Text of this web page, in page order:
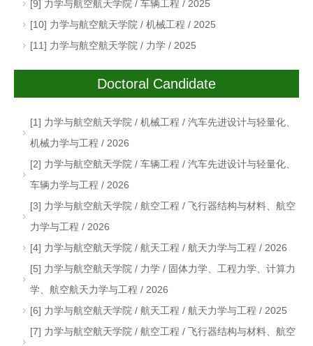
[9] 力学与航空航天学院 / 车辆工程 / 2025
[10] 力学与航空航天学院 / 机械工程 / 2025
[11] 力学与航空航天学院 / 力学 / 2025
Doctoral Candidate
[1] 力学与航空航天学院 / 机械工程 / 汽车先进设计与轻量化、
机械力学与工程 / 2026
[2] 力学与航空航天学院 / 车辆工程 / 汽车先进设计与轻量化、
车辆力学与工程 / 2026
[3] 力学与航空航天学院 / 航空工程 / 飞行器结构与材料、航空
力学与工程 / 2026
[4] 力学与航空航天学院 / 航天工程 / 航天力学与工程 / 2026
[5] 力学与航空航天学院 / 力学 / 固体力学、工程力学、计算力
学、航空航天力学与工程 / 2026
[6] 力学与航空航天学院 / 航天工程 / 航天力学与工程 / 2025
[7] 力学与航空航天学院 / 航空工程 / 飞行器结构与材料、航空